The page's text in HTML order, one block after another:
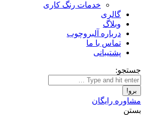
خدمات رنگ کاری
گالری
وبلاگ
درباره آلبروچوب
تماس با ما
پشتیبانی
جستجو:
مشاوره رایگان
بستن